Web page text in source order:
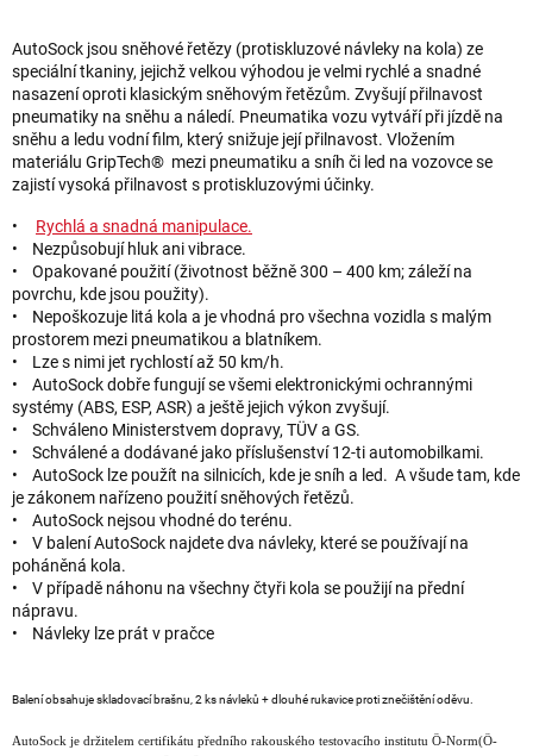
AutoSock jsou sněhové řetězy (protiskluzové návleky na kola) ze
speciální tkaniny, jejichž velkou výhodou je velmi rychlé a snadné
nasazení oproti klasickým sněhovým řetězům. Zvyšují přilnavost
pneumatiky na sněhu a náledí. Pneumatika vozu vytváří při jízdě na
sněhu a ledu vodní film, který snižuje její přilnavost. Vložením
materiálu GripTech® mezi pneumatiku a sníh či led na vozovce se
zajistí vysoká přilnavost s protiskluzovými účinky.
• Rychlá a snadná manipulace.
• Nezpůsobují hluk ani vibrace.
• Opakované použití (životnost běžně 300 – 400 km; záleží na
povrchu, kde jsou použity).
• Nepoškozuje litá kola a je vhodná pro všechna vozidla s malým
prostorem mezi pneumatikou a blatníkem.
• Lze s nimi jet rychlostí až 50 km/h.
• AutoSock dobře fungují se všemi elektronickými ochrannými
systémy (ABS, ESP, ASR) a ještě jejich výkon zvyšují.
• Schváleno Ministerstvem dopravy, TÜV a GS.
• Schválené a dodávané jako příslušenství 12-ti automobilkami.
• AutoSock lze použít na silnicích, kde je sníh a led. A všude tam, kde
je zákonem nařízeno použití sněhových řetězů.
• AutoSock nejsou vhodné do terénu.
• V balení AutoSock najdete dva návleky, které se používají na
poháněná kola.
• V případě náhonu na všechny čtyři kola se použijí na přední
nápravu.
• Návleky lze prát v pračce
Balení obsahuje skladovací brašnu, 2 ks návleků + dlouhé rukavice proti znečištění oděvu.
AutoSock je držitelem certifikátu předního rakouského testovacího institutu Ö-Norm(Ö-